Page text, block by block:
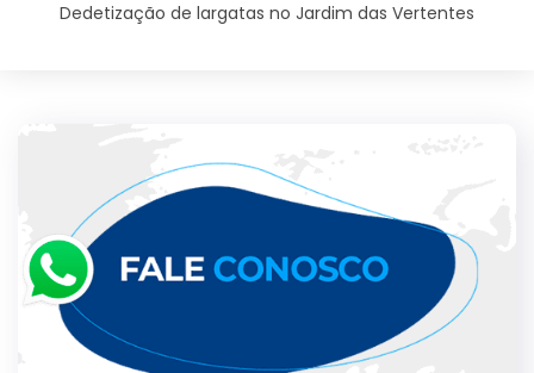
Dedetização de largatas no Jardim das Vertentes